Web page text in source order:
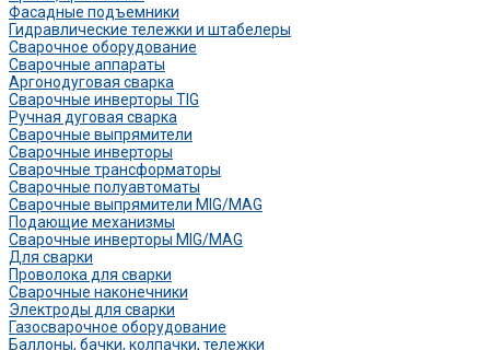
Фасадные подъемники
Гидравлические тележки и штабелеры
Сварочное оборудование
Сварочные аппараты
Аргонодуговая сварка
Сварочные инверторы TIG
Ручная дуговая сварка
Сварочные выпрямители
Сварочные инверторы
Сварочные трансформаторы
Сварочные полуавтоматы
Сварочные выпрямители MIG/MAG
Подающие механизмы
Сварочные инверторы MIG/MAG
Для сварки
Проволока для сварки
Сварочные наконечники
Электроды для сварки
Газосварочное оборудование
Баллоны, бачки, колпачки, тележки